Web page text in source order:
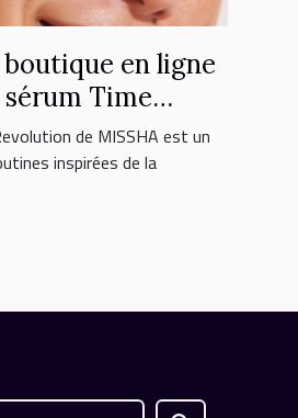
en ligne
Time
MISSHA ?de MISSHA est un
inspirées de la